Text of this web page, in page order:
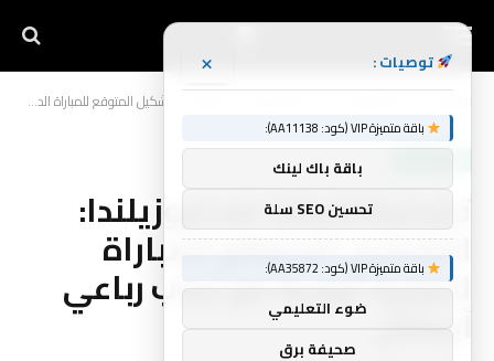
تشكيلة إنجلترا ضد نيوزيلندا: التشكيل المتوقع للمباراة الدولية الودية مع غياب رباعي أرسنال
تشكيلة إنجلترا ضد نيوزيلندا:
التشكيل المتوقع للمباراة
الدولية الودية مع غياب رباعي
أرسنال
توصيات : ×
باقة متميزة VIP (كود: AA11138):
باقة باك لينك
تحسين SEO سلة
باقة متميزة VIP (كود: AA35872):
ضوء التعليمي
صحيفة برق